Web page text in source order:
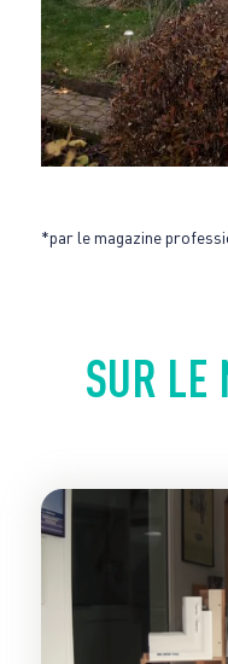
*par le magazine
SUR LE